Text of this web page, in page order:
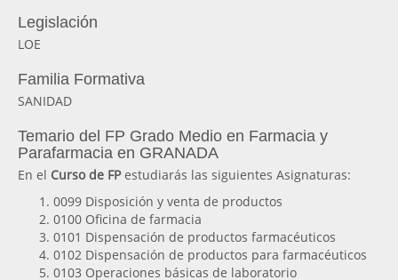
Legislación
LOE
Familia Formativa
SANIDAD
Temario del FP Grado Medio en Farmacia y
Parafarmacia en GRANADA
En el Curso de FPestudiarás las siguientes Asignaturas:
0099 Disposición y venta de productos
0100 Oficina de farmacia
0101 Dispensación de productos farmacéuticos
0102 Dispensación de productos para farmacéuticos
0103 Operaciones básicas de laboratorio